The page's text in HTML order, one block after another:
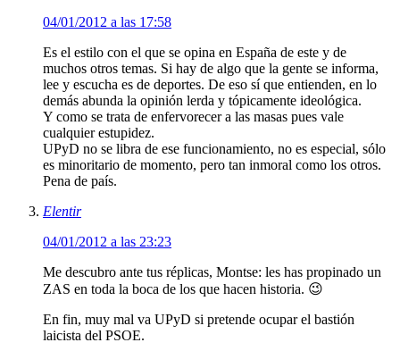
04/01/2012 a las 17:58
Es el estilo con el que se opina en España de este y de
muchos otros temas. Si hay de algo que la gente se informa,
lee y escucha es de deportes. De eso sí que entienden, en lo
demás abunda la opinión lerda y tópicamente ideológica.
Y como se trata de enfervorecer a las masas pues vale
cualquier estupidez.
UPyD no se libra de ese funcionamiento, no es especial, sólo
es minoritario de momento, pero tan inmoral como los otros.
Pena de país.
Elentir
04/01/2012 a las 23:23
Me descubro ante tus réplicas, Montse: les has propinado un
ZAS en toda la boca de los que hacen historia. 😉
En fin, muy mal va UPyD si pretende ocupar el bastión
laicista del PSOE.